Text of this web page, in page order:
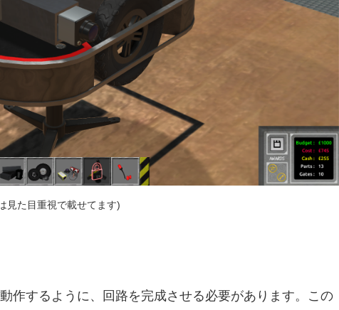
見た目重視で載せてます)
作するように、回路を完成させる必要があります。この